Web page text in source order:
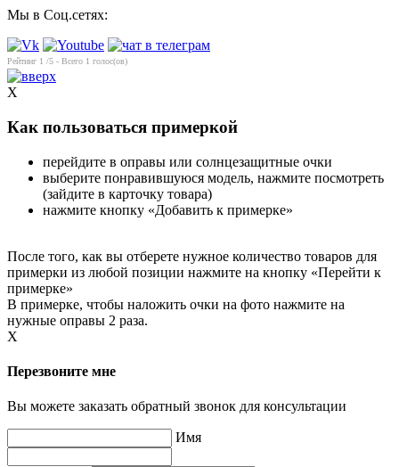
Мы в Соц.сетях:
Рейтинг 1 /5 - Всего 1 голос(ов)
X
Как пользоваться примеркой
перейдите в оправы или солнцезащитные очки
выберите понравившуюся модель, нажмите посмотреть
(зайдите в карточку товара)
нажмите кнопку «Добавить к примерке»
После того, как вы отберете нужное количество товаров для
примерки из любой позиции нажмите на кнопку «Перейти к
примерке»
В примерке, чтобы наложить очки на фото нажмите на
нужные оправы 2 раза.
X
Перезвоните мне
Вы можете заказать обратный звонок для консультации
Имя